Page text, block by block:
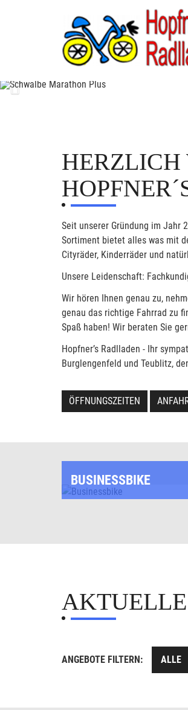
Previous
Seit unserer Gründung im Jahr
Sortiment bietet alles was mit
Cityräder, Kinderräder und
Unsere Leidenschaft:
Wir hören Ihnen genau zu,
genau das richtige Fahrrad zu
Spaß haben! Wir beraten Sie
Hopfner’s Radlladen - Ihr
Burglengenfeld und Teublitz,
ÖFFNUNGSZEITEN
BUSINESSBIKE
ANGEBOTE FILTERN: ALLE